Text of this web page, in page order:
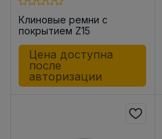
Клиновые ремни с
покрытием Z15
Цена доступна
после
авторизации